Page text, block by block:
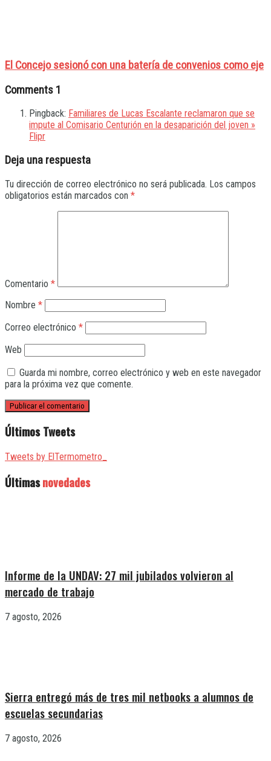
El Concejo sesionó con una batería de convenios como eje
Comments 1
Pingback: Familiares de Lucas Escalante reclamaron que se
impute al Comisario Centurión en la desaparición del joven »
Flipr
Deja una respuesta
Tu dirección de correo electrónico no será publicada. Los campos
obligatorios están marcados con *
Comentario *
Nombre *
Correo electrónico *
Web
Guarda mi nombre, correo electrónico y web en este navegador
para la próxima vez que comente.
Últimos Tweets
Tweets by ElTermometro_
Últimasnovedades
Informe de la UNDAV: 27 mil jubilados volvieron al
mercado de trabajo
7 agosto, 2026
Sierra entregó más de tres mil netbooks a alumnos de
escuelas secundarias
7 agosto, 2026